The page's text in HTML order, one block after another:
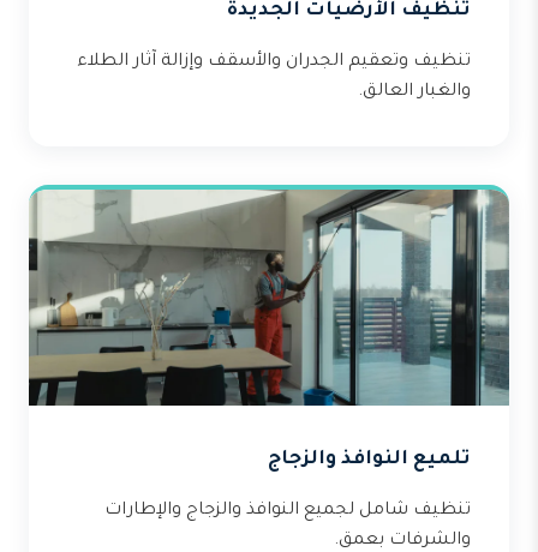
تنظيف الأرضيات الجديدة
تنظيف وتعقيم الجدران والأسقف وإزالة آثار الطلاء
والغبار العالق.
تلميع النوافذ والزجاج
تنظيف شامل لجميع النوافذ والزجاج والإطارات
والشرفات بعمق.